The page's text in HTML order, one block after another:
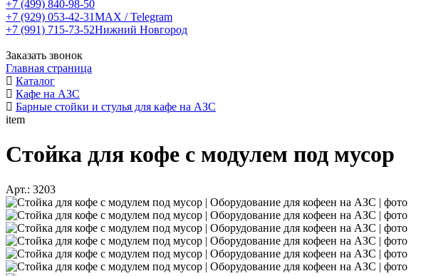
+7 (499) 840-98-50
+7 (929) 053-42-31MAX / Telegram
+7 (991) 715-73-52Нижний Новгород
Заказать звонок
Главная страница
Каталог
Кафе на АЗС
Барные стойки и стулья для кафе на АЗС
item
Стойка для кофе с модулем под мусор
Арт.: 3203